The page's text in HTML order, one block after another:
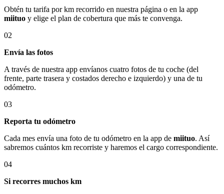
Obtén tu tarifa por km recorrido en nuestra página o en la app
miituo y elige el plan de cobertura que más te convenga.
02
Envía las fotos
A través de nuestra app envíanos cuatro fotos de tu coche (del
frente, parte trasera y costados derecho e izquierdo) y una de tu
odómetro.
03
Reporta tu odómetro
Cada mes envía una foto de tu odómetro en la app de miituo. Así
sabremos cuántos km recorriste y haremos el cargo correspondiente.
04
Si recorres muchos km